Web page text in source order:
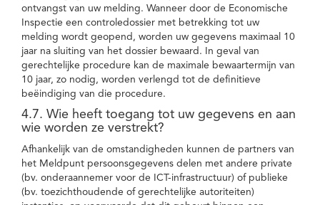
ontvangst van uw melding. Wanneer door de Economische
Inspectie een controledossier met betrekking tot uw
melding wordt geopend, worden uw gegevens maximaal 10
jaar na sluiting van het dossier bewaard. In geval van
gerechtelijke procedure kan de maximale bewaartermijn van
10 jaar, zo nodig, worden verlengd tot de definitieve
beëindiging van die procedure.
4.7. Wie heeft toegang tot uw gegevens en aan
wie worden ze verstrekt?
Afhankelijk van de omstandigheden kunnen de partners van
het Meldpunt persoonsgegevens delen met andere private
(bv. onderaannemer voor de ICT-infrastructuur) of publieke
(bv. toezichthoudende of gerechtelijke autoriteiten)